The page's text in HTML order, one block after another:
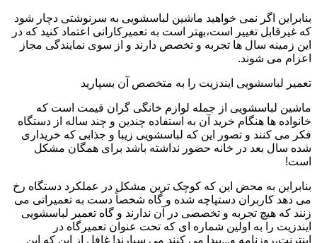
بنابراین اگر نمی خواهید ماشین لباسشویی به سرنوشتی دچار شود
که غیرقابل تغییر است،بهتر است به تعمیرکارانی اعتماد کنید که در
این زمینه سال ها تجربه و تخصص دارند و از سوی نمایندگی مجاز
اعزام می شوند.
تعمیر لباسشویی ایندزیت را به متخصص آن بسپارید
ماشین لباسشویی از جمله لوازم خانگی گران قیمت است که
خانواده ها هنگام خرید آن به استفاده چندین و چند ساله از دستگاه
فکر می کنند و تصور این که لباسشویی زیبا و جذابی که خریداری
شده سال بعد در خانه حضور نداشته باشد برای همگان مشکل
است!
بنابراین به محض این که کوچک ترین مشکل در عملکرد دستگاه رخ
می دهد کاربران دستپاچه شده و گاه شخصاً دست به تعمیراتی می
زنند که هیچ تجربه و تخصصی در آن ندارند و گاه تعمیر لباسشویی
ایندزیت را به اولین شماره ای که تحت عنوان تعمیرگاه در
اینترنت،روزنامه و...پیدا می کنند می سپارند! غافل از این که این